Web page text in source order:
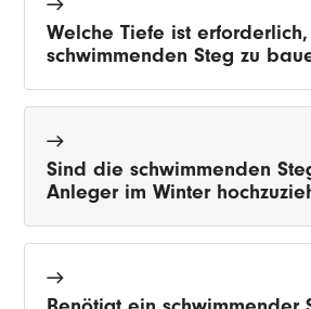
Welche Tiefe ist
schwimmenden Steg zu
Sind die schwimmenden
Anleger im Winter